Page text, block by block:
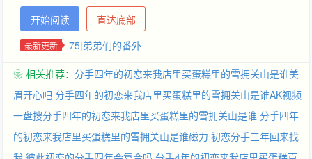
救命！！！分手四年的初恋来我店里买蛋糕了！……我该怎么假装
其实我早就已经不喜欢他了？冰天雪地翻滚跪求解决方法！在线
等！挺急的！【竹马竹马初恋【本文点小能手人♂妻（伪）受微网
开始阅读 直达底部
最新更新 75|弟弟们的番外
❀ 相关推荐： 分手四年的初恋来我店里买蛋糕里的雪拥关山是谁美
眉开心吧 分手四年的初恋来我店里买蛋糕里的雪拥关山是谁AK视频
一盘搜分手四年的初恋来我店里买蛋糕里的雪拥关山是谁 分手四年
的初恋来我店里买蛋糕里的雪拥关山是谁磁力 初恋分手三年回来找